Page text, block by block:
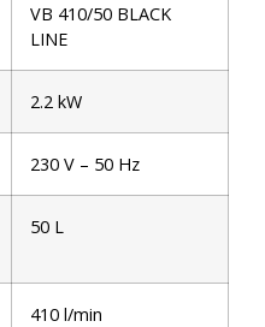
VB 410/50 BLACK
LINE
2.2 kW
230 V – 50 Hz
50 L
410 l/min